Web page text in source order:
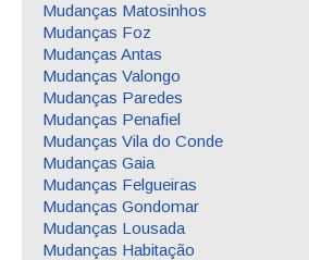
Mudanças Matosinhos
Mudanças Foz
Mudanças Antas
Mudanças Valongo
Mudanças Paredes
Mudanças Penafiel
Mudanças Vila do Conde
Mudanças Gaia
Mudanças Felgueiras
Mudanças Gondomar
Mudanças Lousada
Mudanças Habitação